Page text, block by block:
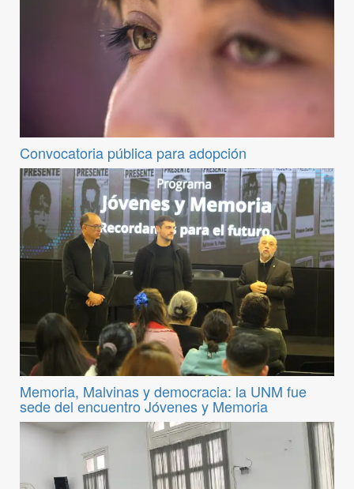
Convocatoria pública para adopción
Memoria, Malvinas y democracia: la UNM fue
sede del encuentro Jóvenes y Memoria